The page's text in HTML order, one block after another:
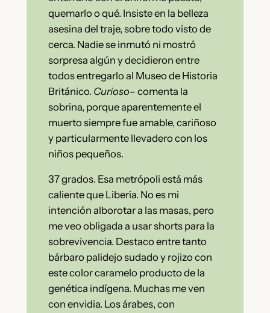
quemarlo o qué. Insiste en la belleza
asesina del traje, sobre todo visto de
cerca. Nadie se inmutó ni mostró
sorpresa algún y decidieron entre
todos entregarlo al Museo de Historia
Británico. Curioso– comenta la
sobrina, porque aparentemente el
muerto siempre fue amable, cariñoso
y particularmente llevadero con los
niños pequeños.
37 grados. Esa metrópoli está más
caliente que Liberia. No es mi
intención alborotar a las masas, pero
me veo obligada a usar shorts para la
sobrevivencia. Destaco entre tanto
bárbaro palidejo sudado y rojizo con
este color caramelo producto de la
genética indígena. Muchas me ven
con envidia. Los árabes, con